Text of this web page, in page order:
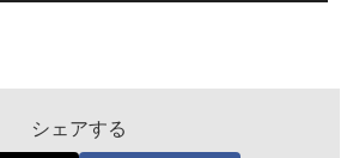
シェアする